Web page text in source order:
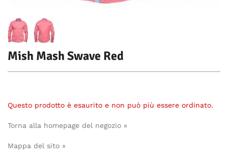
Mish Mash Swave Red
Questo prodotto è esaurito e non può più essere ordinato.
Torna alla homepage del negozio »
Mappa del sito »